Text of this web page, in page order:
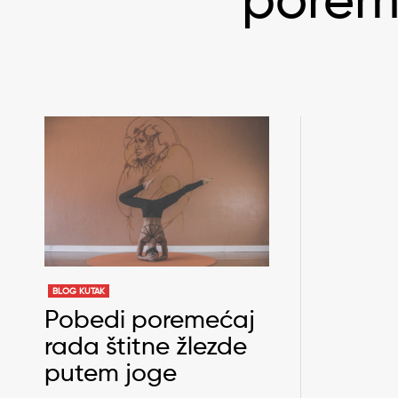
BLOG KUTAK
Pobedi poremećaj
rada štitne žlezde
putem joge